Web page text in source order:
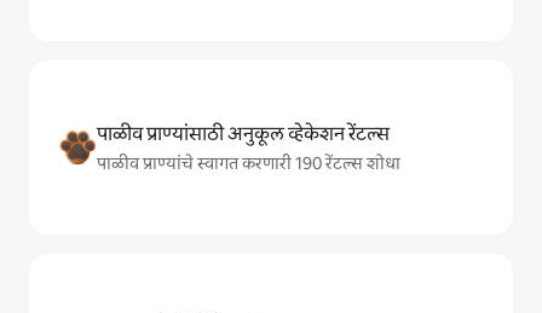
पाळीव प्राण्यांसाठी अनुकूल व्हेकेशन रेंटल्स
पाळीव प्राण्यांचे स्वागत करणारी 190 रेंटल्स शोधा